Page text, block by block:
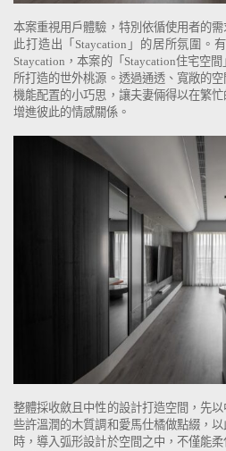
本案重視用戶體驗，特別依循使用者的
此打造出「Staycation」的居所氛圍。
Staycation，本案的「Staycation住宅空
所打造的世外桃源。透過通透、寬敞的
機能配置的小巧思，讓夫妻倆得以在繁
增進彼此的情感關係。
整體採收斂且中性的設計打造空間，先
些許溫潤的木質調和愛馬仕橘做點綴，
時，導入弧形設計於空間之中，不僅能